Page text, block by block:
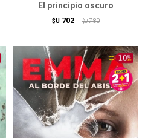
El principio oscuro
$U 702 $U 780